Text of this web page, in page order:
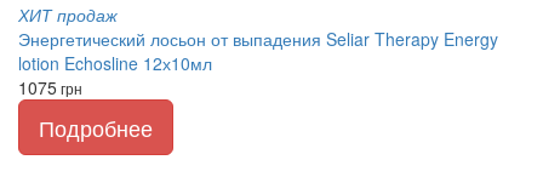
ХИТ продаж
Энергетический лосьон от выпадения Seliar Therapy Energy
lotion Echosline 12х10мл
1075грн
Подробнее